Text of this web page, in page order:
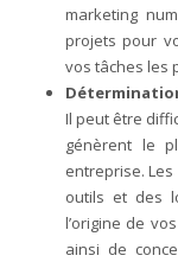
marketing
projets pour
vos tâches les
Il peut être
génèrent le
entreprise.
outils et des
l’origine de
ainsi de